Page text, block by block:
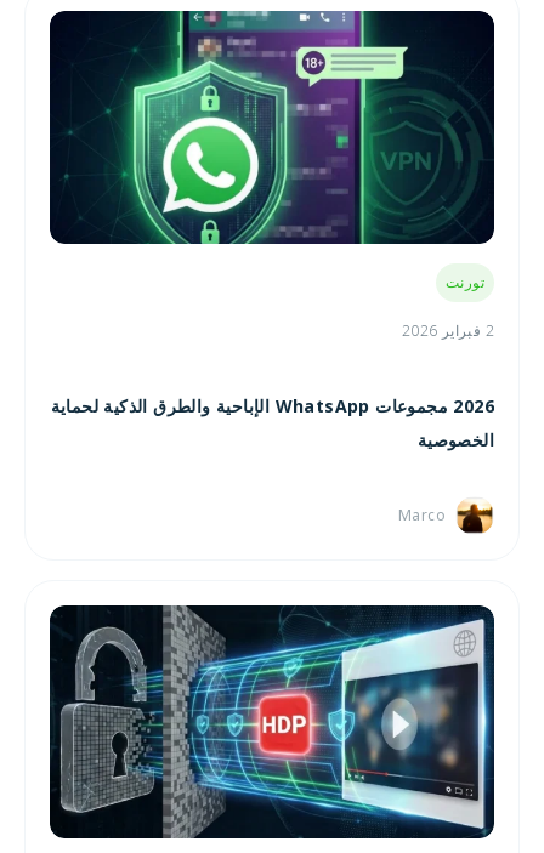
تورنت
2 فبراير 2026
2026 مجموعات WhatsApp الإباحية والطرق الذكية لحماية
الخصوصية
Marco